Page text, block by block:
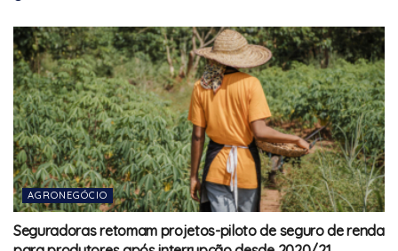
AGRONEGÓCIO
Seguradoras retomam projetos-piloto de seguro de renda